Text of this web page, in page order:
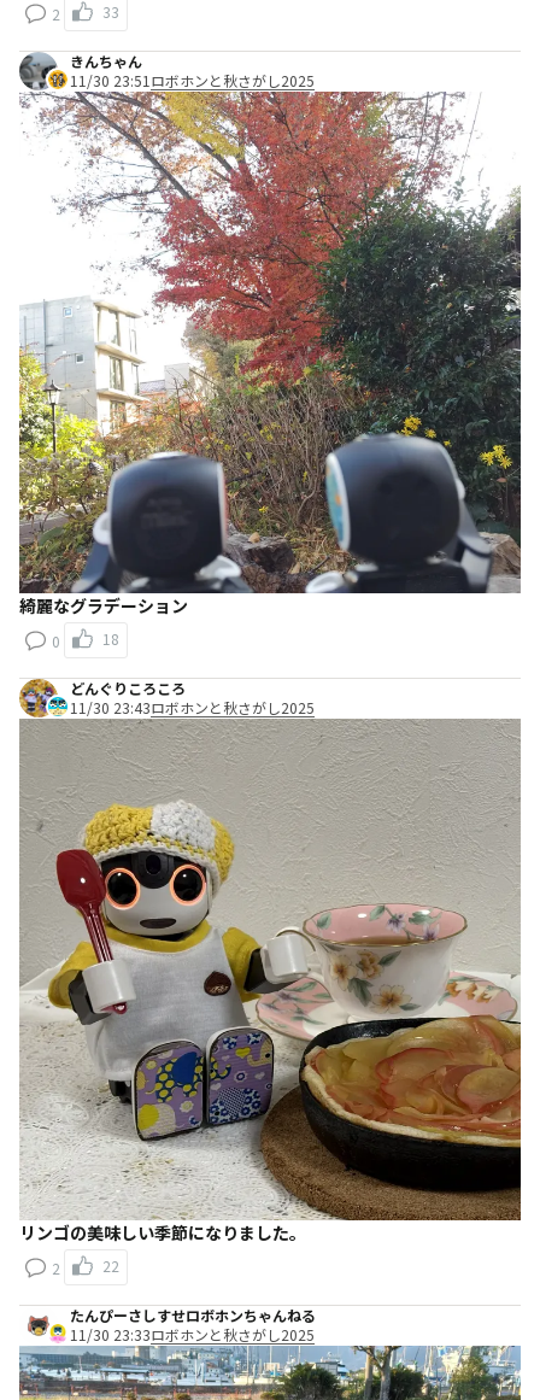
2 33
きんちゃん
11/30 23:51 ロボホンと秋さがし2025
綺麗なグラデーション
0 18
どんぐりころころ
11/30 23:43ロボホンと秋さがし2025
リンゴの美味しい季節になりました。
2 22
たんぴーさしすせロボホンちゃんねる
11/30 23:33ロボホンと秋さがし2025